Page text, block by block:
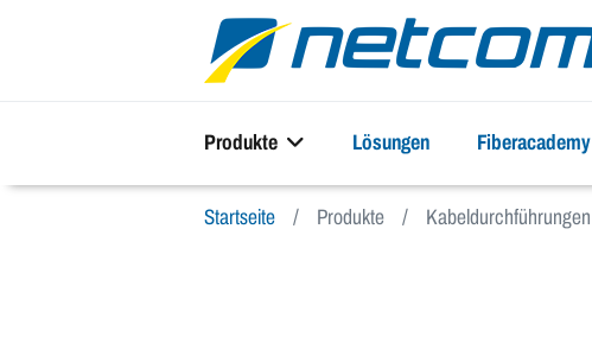
Produkte Lösungen Fiberacademy
Startseite Produkte Kabeldurchführungen